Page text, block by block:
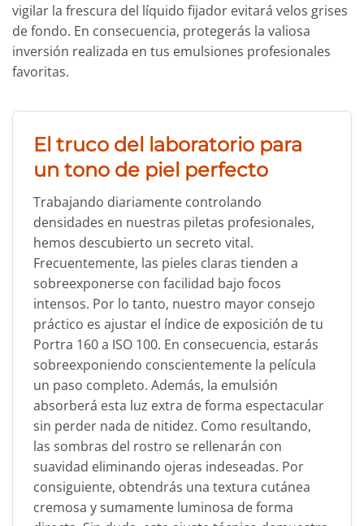
vigilar la frescura del líquido fijador evitará velos grises
de fondo. En consecuencia, protegerás la valiosa
inversión realizada en tus emulsiones profesionales
favoritas.
El truco del laboratorio para
un tono de piel perfecto
Trabajando diariamente controlando
densidades en nuestras piletas profesionales,
hemos descubierto un secreto vital.
Frecuentemente, las pieles claras tienden a
sobreexponerse con facilidad bajo focos
intensos. Por lo tanto, nuestro mayor consejo
práctico es ajustar el índice de exposición de tu
Portra 160 a ISO 100. En consecuencia, estarás
sobreexponiendo conscientemente la película
un paso completo. Además, la emulsión
absorberá esta luz extra de forma espectacular
sin perder nada de nitidez. Como resultando,
las sombras del rostro se rellenarán con
suavidad eliminando ojeras indeseadas. Por
consiguiente, obtendrás una textura cutánea
cremosa y sumamente luminosa de forma